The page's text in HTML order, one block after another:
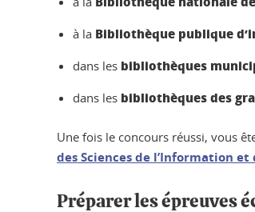
à la Bibliothèque publique
dans les bibliothèques
dans les bibliothèques des
Une fois le concours réussi, vous
des Sciences de l’Information
Préparer les épreuves